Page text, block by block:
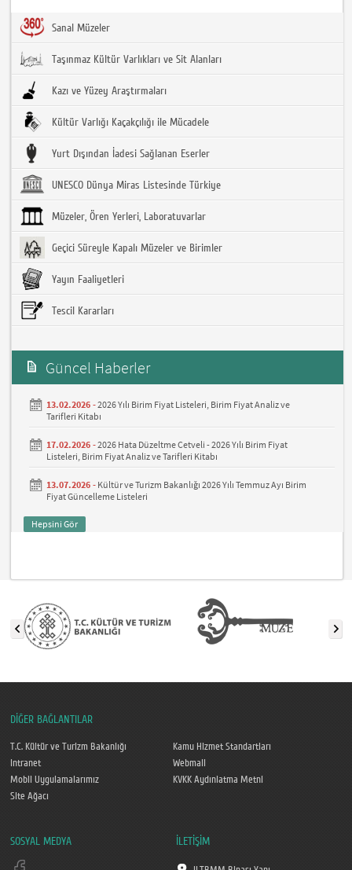
Sanal Müzeler
Taşınmaz Kültür Varlıkları ve Sit Alanları
Kazı ve Yüzey Araştırmaları
Kültür Varlığı Kaçakçılığı ile Mücadele
Yurt Dışından İadesi Sağlanan Eserler
UNESCO Dünya Miras Listesinde Türkiye
Müzeler, Ören Yerleri, Laboratuvarlar
Geçici Süreyle Kapalı Müzeler ve Birimler
Yayın Faaliyetleri
Tescil Kararları
Güncel Haberler
13.02.2026 -2026 Yılı Birim Fiyat Listeleri, Birim Fiyat Analiz ve
Tarifleri Kitabı
17.02.2026 -2026 Hata Düzeltme Cetveli - 2026 Yılı Birim Fiyat
Listeleri, Birim Fiyat Analiz ve Tarifleri Kitabı
13.07.2026 - Kültür ve Turizm Bakanlığı 2026 Yılı Temmuz Ayı Birim
Fiyat Güncelleme Listeleri
Hepsini Gör
DİĞER BAĞLANTILAR
T.C. Kültür ve Turizm Bakanlığı
Kamu Hizmet Standartları
Intranet
Webmail
Mobil Uygulamalarımız
KVKK Aydınlatma Metni
Site Ağacı
SOSYAL MEDYA İLETİŞİM